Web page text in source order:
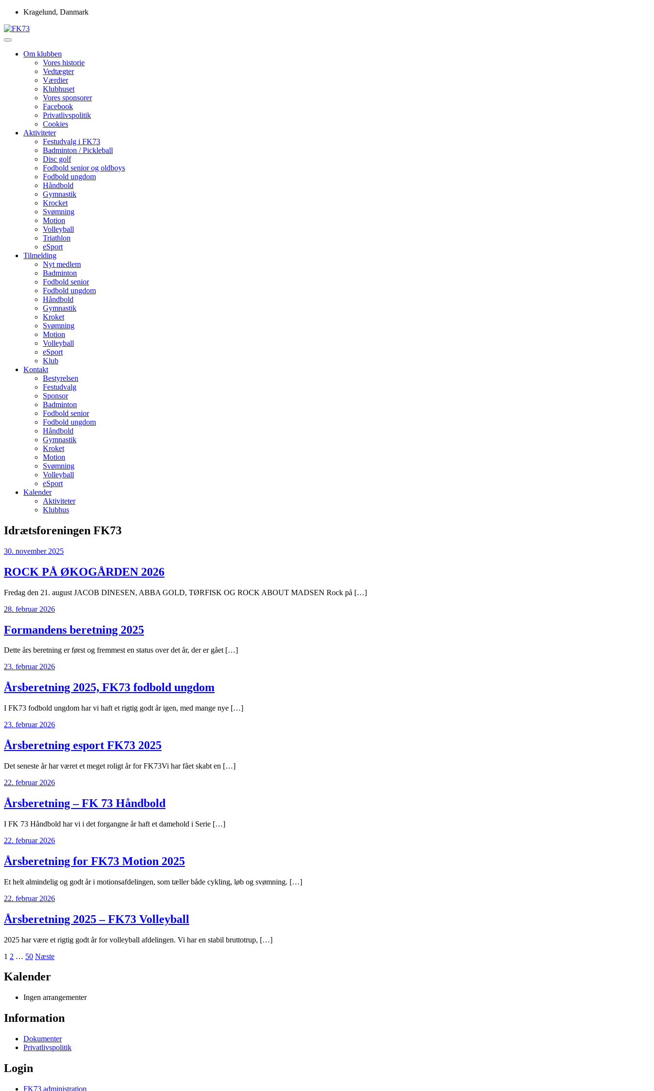
Skip
content
Kragelund, Danmark
FK73
Om klubben
Vores historie
Vedtægter
Værdier
Klubhuset
Vores sponsorer
Facebook
Privatlivspolitik
Cookies
Aktiviteter
Festudvalg i FK73
Badminton / Pickleball
Disc golf
Fodbold senior og oldboys
Fodbold ungdom
Håndbold
Gymnastik
Krocket
Svømning
Motion
Volleyball
Triathlon
eSport
Tilmelding
Nyt medlem
Badminton
Fodbold senior
Fodbold ungdom
Håndbold
Gymnastik
Kroket
Svømning
Motion
Volleyball
eSport
Klub
Kontakt
Bestyrelsen
Festudvalg
Sponsor
Badminton
Fodbold senior
Fodbold ungdom
Håndbold
Gymnastik
Kroket
Motion
Svømning
Volleyball
eSport
Kalender
Aktiviteter
Klubhus
Idrætsforeningen FK73
30. november 2025
ROCK PÅ ØKOGÅRDEN 2026
Fredag den 21. august JACOB DINESEN, ABBA GOLD, TØRFISK OG ROCK ABOUT MADSEN Rock på […]
28. februar 2026
Formandens beretning 2025
Dette års beretning er først og fremmest en status over det år, der er gået […]
23. februar 2026
Årsberetning 2025, FK73 fodbold ungdom
I FK73 fodbold ungdom har vi haft et rigtig godt år igen, med mange nye […]
23. februar 2026
Årsberetning esport FK73 2025
Det seneste år har været et meget roligt år for FK73Vi har fået skabt en […]
22. februar 2026
Årsberetning – FK 73 Håndbold
I FK 73 Håndbold har vi i det forgangne år haft et damehold i Serie […]
22. februar 2026
Årsberetning for FK73 Motion 2025
Et helt almindelig og godt år i motionsafdelingen, som tæller både cykling, løb og svømning. […]
22. februar 2026
Årsberetning 2025 – FK73 Volleyball
2025 har være et rigtig godt år for volleyball afdelingen. Vi har en stabil bruttotrup, […]
Indlægsinddeling
1 2 … 50 Næste
Kalender
Ingen arrangementer
Information
Dokumenter
Privatlivspolitik
Login
FK73 administration